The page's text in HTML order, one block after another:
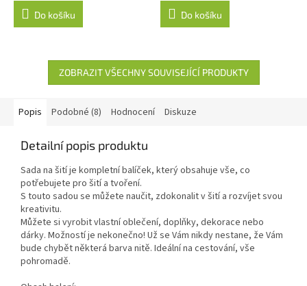
Do košíku Do košíku
ZOBRAZIT VŠECHNY SOUVISEJÍCÍ PRODUKTY
Popis Podobné (8) Hodnocení Diskuze
Detailní popis produktu
Sada na šití je kompletní balíček, který obsahuje vše, co
potřebujete pro šití a tvoření.
S touto sadou se můžete naučit, zdokonalit v šití a rozvíjet svou
kreativitu.
Můžete si vyrobit vlastní oblečení, doplňky, dekorace nebo
dárky. Možností je nekonečno! Už se Vám nikdy nestane, že Vám
bude chybět některá barva nitě. Ideální na cestování, vše
pohromadě.